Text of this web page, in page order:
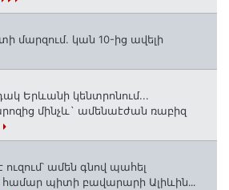
մարզում. կան 10-ից ավելի
Երևանի կենտրոնում...
մինչև` ամենաէժան ռաբիզ
ամեն գնով պահել
համար պիտի բավարարի Ալիևին․․․